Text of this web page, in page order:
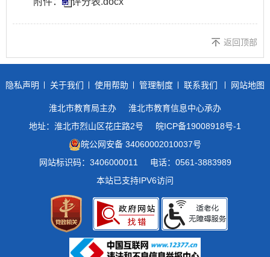
返回顶部
隐私声明 关于我们 使用帮助 管理制度 联系我们 网站地图
淮北市教育局主办
淮北市教育信息中心承办
地址：淮北市烈山区花庄路2号
皖ICP备19008918号-1
皖公网安备 34060002010037号
网站标识码：3406000011
电话：0561-3883989
本站已支持IPV6访问